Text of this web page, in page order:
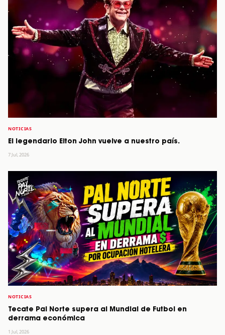
NOTICIAS
El legendario Elton John vuelve a nuestro país.
7 Jul, 2026
NOTICIAS
Tecate Pal Norte supera al Mundial de Futbol en
derrama económica
1 Jul, 2026